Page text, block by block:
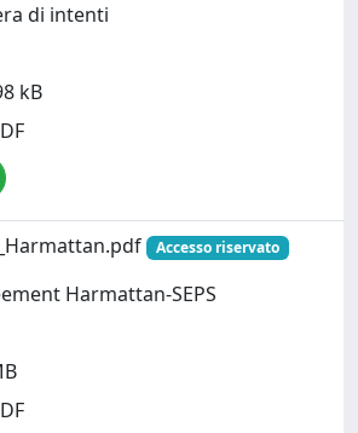
di intenti
kB
Accesso riservato
Harmattan-SEPS